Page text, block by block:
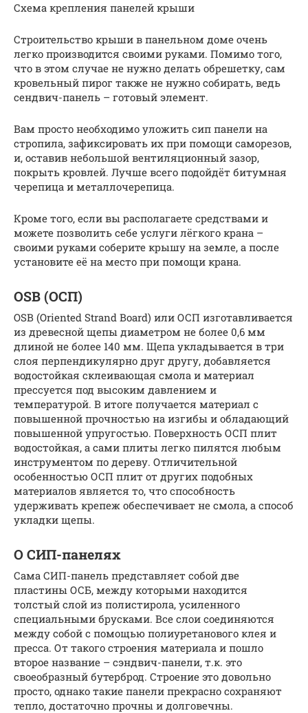
Схема крепления панелей крыши
Строительство крыши в панельном доме очень
легко производится своими руками. Помимо того,
что в этом случае не нужно делать обрешетку, сам
кровельный пирог также не нужно собирать, ведь
сендвич-панель – готовый элемент.
Вам просто необходимо уложить сип панели на
стропила, зафиксировать их при помощи саморезов,
и, оставив небольшой вентиляционный зазор,
покрыть кровлей. Лучше всего подойдёт битумная
черепица и металлочерепица.
Кроме того, если вы располагаете средствами и
можете позволить себе услуги лёгкого крана –
своими руками соберите крышу на земле, а после
установите её на место при помощи крана.
OSB (ОСП)
OSB (Oriented Strand Board) или ОСП изготавливается
из древесной щепы диаметром не более 0,6 мм
длиной не более 140 мм. Щепа укладывается в три
слоя перпендикулярно друг другу, добавляется
водостойкая склеивающая смола и материал
прессуется под высоким давлением и
температурой. В итоге получается материал с
повышенной прочностью на изгибы и обладающий
повышенной упругостью. Поверхность ОСП плит
водостойкая, а сами плиты легко пилятся любым
инструментом по дереву. Отличительной
особенностью ОСП плит от других подобных
материалов является то, что способность
удерживать крепеж обеспечивает не смола, а способ
укладки щепы.
О СИП-панелях
Сама СИП-панель представляет собой две
пластины ОСБ, между которыми находится
толстый слой из полистирола, усиленного
специальными брусками. Все слои соединяются
между собой с помощью полиуретанового клея и
пресса. От такого строения материала и пошло
второе название – сэндвич-панели, т.к. это
своеобразный бутерброд. Строение это довольно
просто, однако такие панели прекрасно сохраняют
тепло, достаточно прочны и долговечны.